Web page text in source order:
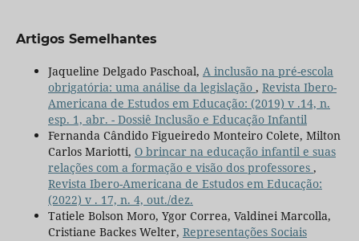
Artigos Semelhantes
Jaqueline Delgado Paschoal, A inclusão na pré-escola
obrigatória: uma análise da legislação , Revista Ibero-
Americana de Estudos em Educação: (2019) v .14, n.
esp. 1, abr. - Dossiê Inclusão e Educação Infantil
Fernanda Cândido Figueiredo Monteiro Colete, Milton
Carlos Mariotti, O brincar na educação infantil e suas
relações com a formação e visão dos professores ,
Revista Ibero-Americana de Estudos em Educação:
(2022) v . 17, n. 4, out./dez.
Tatiele Bolson Moro, Ygor Correa, Valdinei Marcolla,
Cristiane Backes Welter, Representações Sociais